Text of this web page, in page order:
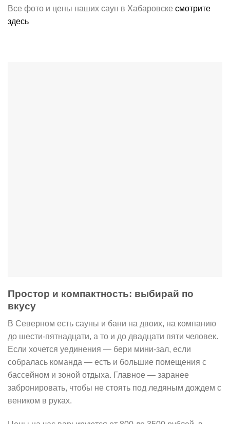
Все фото и цены наших саун в Хабаровске смотрите
здесь
Простор и компактность: выбирай по
вкусу
В Северном есть сауны и бани на двоих, на компанию
до шести-пятнадцати, а то и до двадцати пяти человек.
Если хочется уединения — бери мини-зал, если
собралась команда — есть и большие помещения с
бассейном и зоной отдыха. Главное — заранее
забронировать, чтобы не стоять под ледяным дождем с
веником в руках.